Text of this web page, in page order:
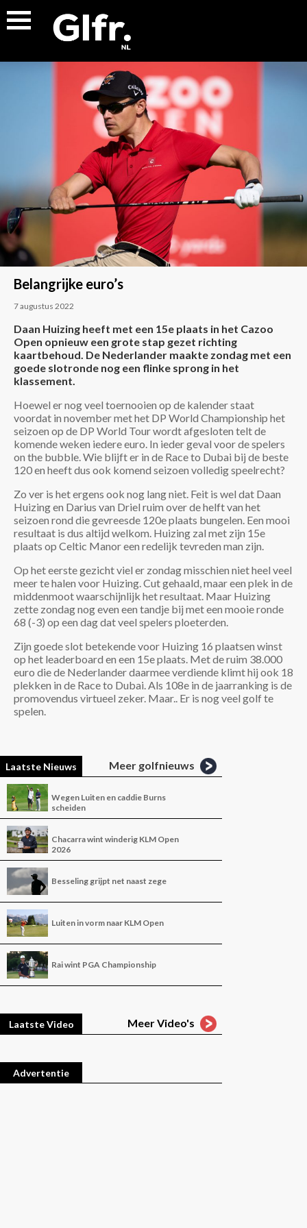
Belangrijke euro’s
7 augustus 2022
Daan Huizing heeft met een 15e plaats in het Cazoo
Open opnieuw een grote stap gezet richting
kaartbehoud. De Nederlander maakte zondag met een
goede slotronde nog een flinke sprong in het
klassement.
Hoewel er nog veel toernooien op de kalender staat
voordat in november met het DP World Championship het
seizoen op de DP World Tour wordt afgesloten telt de
komende weken iedere euro. In ieder geval voor de spelers
on the bubble. Wie blijft er in de Race to Dubai bij de beste
120 en heeft dus ook komend seizoen volledig speelrecht?
Zo ver is het ergens ook nog lang niet. Feit is wel dat Daan
Huizing en Darius van Driel ruim over de helft van het
seizoen rond die gevreesde 120e plaats bungelen. Een mooi
resultaat is dus altijd welkom. Huizing zal met zijn 15e
plaats op Celtic Manor een redelijk tevreden man zijn.
Op het eerste gezicht viel er zondag misschien niet heel veel
meer te halen voor Huizing. Cut gehaald, maar een plek in de
middenmoot waarschijnlijk het resultaat. Maar Huizing
zette zondag nog even een tandje bij met een mooie ronde
68 (-3) op een dag dat veel spelers ploeterden.
Zijn goede slot betekende voor Huizing 16 plaatsen winst
op het leaderboard en een 15e plaats. Met de ruim 38.000
euro die de Nederlander daarmee verdiende klimt hij ook 18
plekken in de Race to Dubai. Als 108e in de jaarranking is de
promovendus virtueel zeker. Maar.. Er is nog veel golf te
spelen.
Laatste Nieuws Meer golfnieuws
Wegen Luiten en caddie Burns
scheiden
Chacarra wint winderig KLM Open
2026
Besseling grijpt net naast zege
Luiten in vorm naar KLM Open
Rai wint PGA Championship
Laatste Video Meer Video's
Advertentie